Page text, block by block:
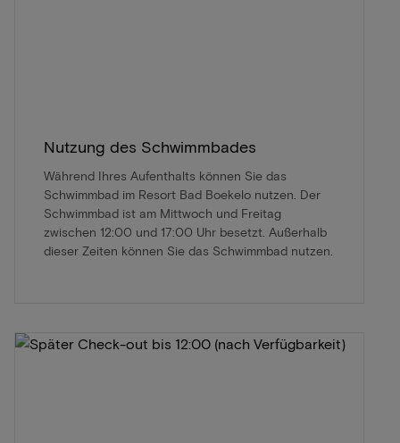
Nutzung des Schwimmbades
Während Ihres Aufenthalts können Sie das
Schwimmbad im Resort Bad Boekelo nutzen. Der
Schwimmbad ist am Mittwoch und Freitag
zwischen 12:00 und 17:00 Uhr besetzt. Außerhalb
dieser Zeiten können Sie das Schwimmbad nutzen.